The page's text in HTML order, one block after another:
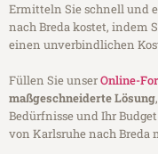
Ermitteln Sie schnell und
nach Breda kostet, indem
einen unverbindlichen
Füllen Sie unserOnline-
maßgeschneiderte Lösung
Bedürfnisse und Ihr
von Karlsruhe nach Breda